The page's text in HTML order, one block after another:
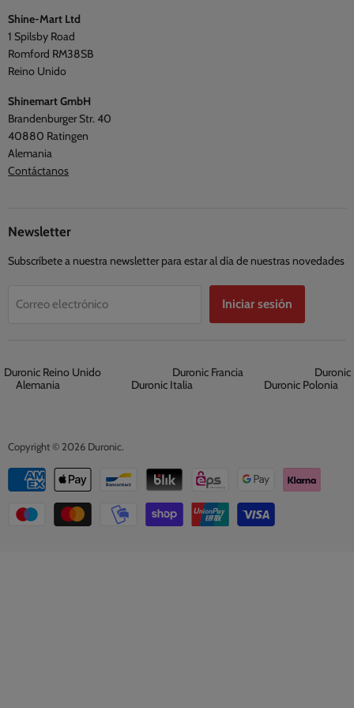
Opiniones
Política de privacidad
Términos y condiciones
Shine-Mart Ltd
1 Spilsby Road
Romford RM38SB
Reino Unido
Shinemart GmbH
Brandenburger Str. 40
40880 Ratingen
Alemania
Contáctanos
Newsletter
Subscríbete a nuestra newsletter para estar al día de nuestras novedades
Correo electrónico Iniciar sesión
Duronic Reino Unido Duronic Francia
Duronic
Alemania
Duronic Italia Duronic Polonia
Copyright © 2026 Duronic.